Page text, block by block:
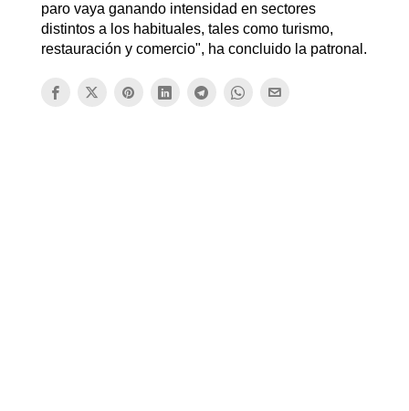
paro vaya ganando intensidad en sectores
distintos a los habituales, tales como turismo,
restauración y comercio", ha concluido la patronal.